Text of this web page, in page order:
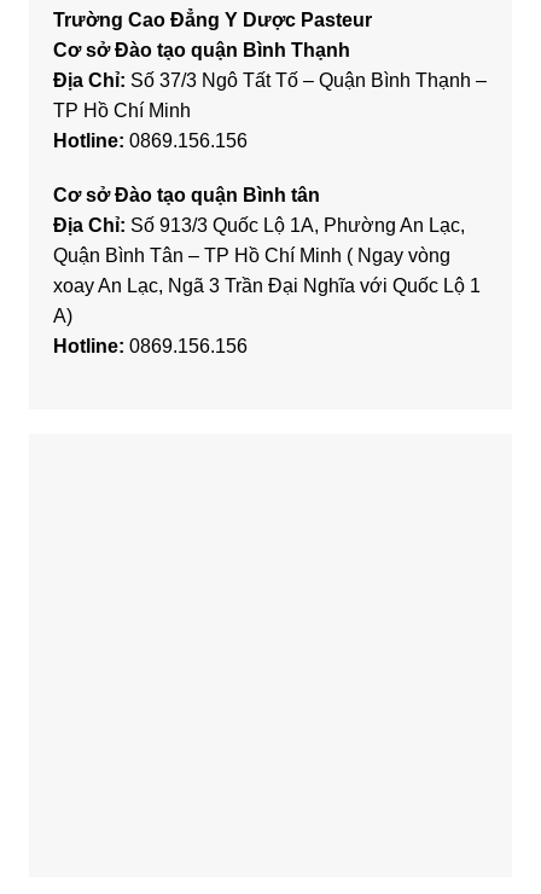
Trường Cao Đẳng Y Dược Pasteur
Cơ sở Đào tạo quận Bình Thạnh
Địa Chỉ: Số 37/3 Ngô Tất Tố – Quận Bình Thạnh –
TP Hồ Chí Minh
Hotline: 0869.156.156
Cơ sở Đào tạo quận Bình tân
Địa Chỉ: Số 913/3 Quốc Lộ 1A, Phường An Lạc,
Quận Bình Tân – TP Hồ Chí Minh ( Ngay vòng
xoay An Lạc, Ngã 3 Trần Đại Nghĩa với Quốc Lộ 1
A)
Hotline: 0869.156.156